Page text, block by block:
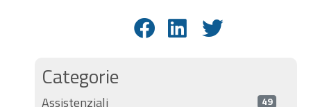
Categorie
Assistenziali 49